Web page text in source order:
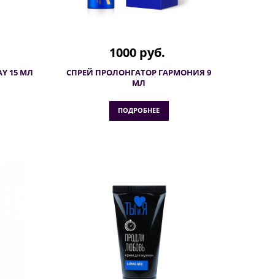
15 МЛ
1000 руб.
СПРЕЙ ПРОЛОНГАТОР ГАРМОНИЯ 9
МЛ
ПОДРОБНЕЕ